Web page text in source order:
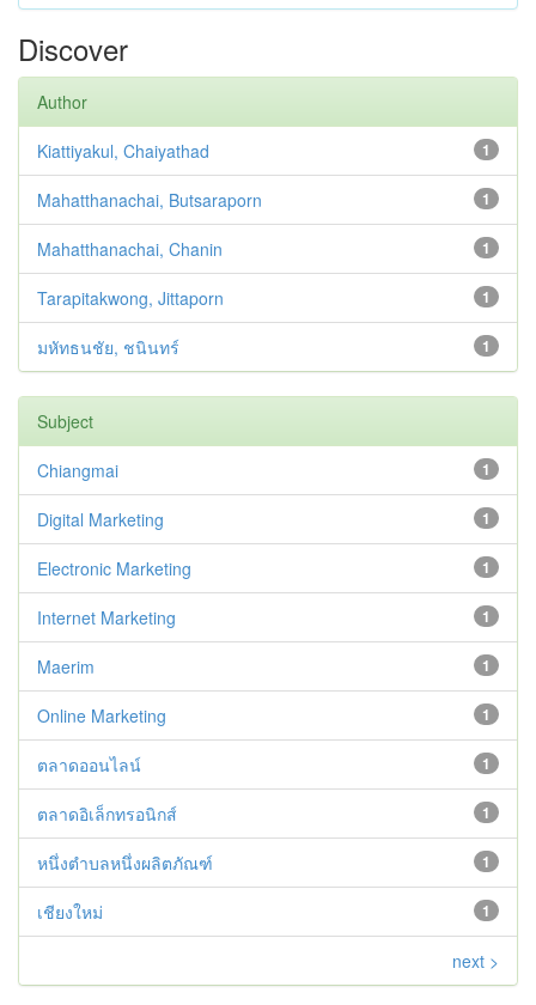
Discover
Author
1
Kiattiyakul, Chaiyathad
1
Mahatthanachai, Butsaraporn
1
Mahatthanachai, Chanin
1
Tarapitakwong, Jittaporn
1
มหัทธนชัย, ชนินทร์
Subject
1
Chiangmai
1
Digital Marketing
1
Electronic Marketing
1
Internet Marketing
1
Maerim
1
Online Marketing
1
ตลาดออนไลน์
1
ตลาดอิเล็กทรอนิกส์
1
หนึ่งตำบลหนึ่งผลิตภัณฑ์
1
เชียงใหม่
next >